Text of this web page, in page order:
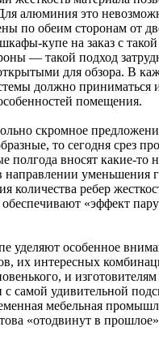
алюминия это
по обеим сторонам от
купе на заказ с
— такой подход
для обзора. В
должно приниматься
помещения.
скромное
то сегодня срез
полгода вносят какие-то
направлении уменьшения
количества ребер
обеспечивают «эффект
уделяют особенное
их интересных
и
самой удивительной
мебельная
«отодвинут в